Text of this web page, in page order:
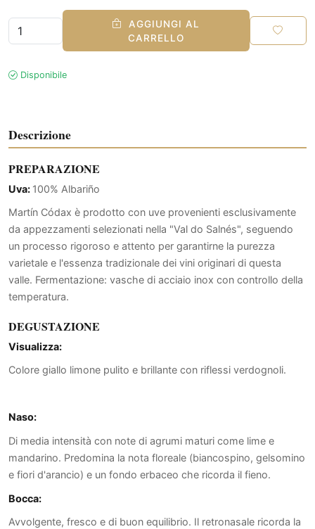
AGGIUNGI AL
CARRELLO
Disponibile
Descrizione
PREPARAZIONE
Uva: 100% Albariño
Martín Códax è prodotto con uve provenienti esclusivamente
da appezzamenti selezionati nella "Val do Salnés", seguendo
un processo rigoroso e attento per garantirne la purezza
varietale e l'essenza tradizionale dei vini originari di questa
valle. Fermentazione: vasche di acciaio inox con controllo della
temperatura.
DEGUSTAZIONE
Visualizza:
Colore giallo limone pulito e brillante con riflessi verdognoli.
Naso:
Di media intensità con note di agrumi maturi come lime e
mandarino. Predomina la nota floreale (biancospino, gelsomino
e fiori d'arancio) e un fondo erbaceo che ricorda il fieno.
Bocca:
Avvolgente, fresco e di buon equilibrio. Il retronasale ricorda la